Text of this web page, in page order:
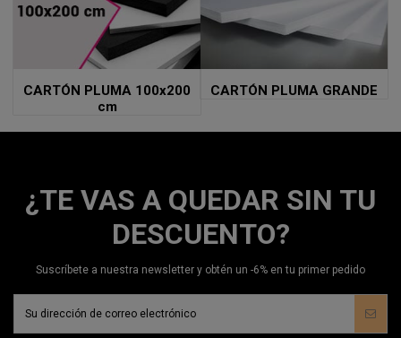
CARTÓN PLUMA 100x200
cm
CARTÓN PLUMA GRANDE
¿TE VAS A QUEDAR SIN TU
DESCUENTO?
Suscríbete a nuestra newsletter y obtén un -6% en tu primer pedido